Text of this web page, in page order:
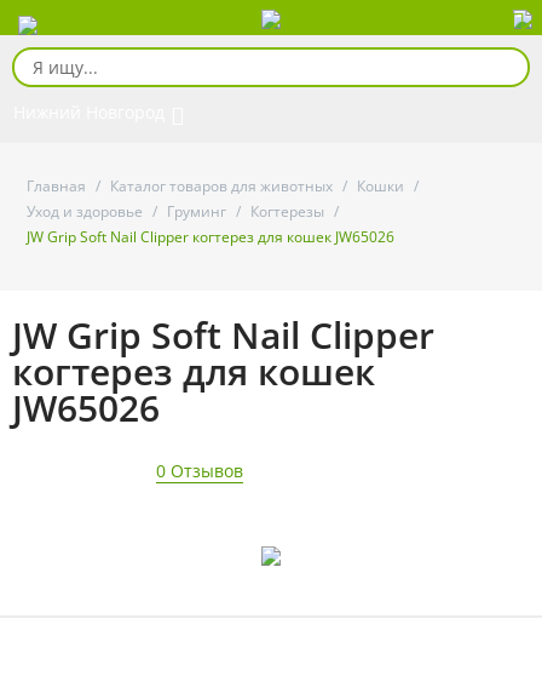
Главная / Каталог товаров для животных / Кошки /
Уход и здоровье / Груминг / Когтерезы /
JW Grip Soft Nail Clipper когтерез для кошек JW65026
JW Grip Soft Nail Clipper
когтерез для кошек
JW65026
0 Отзывов